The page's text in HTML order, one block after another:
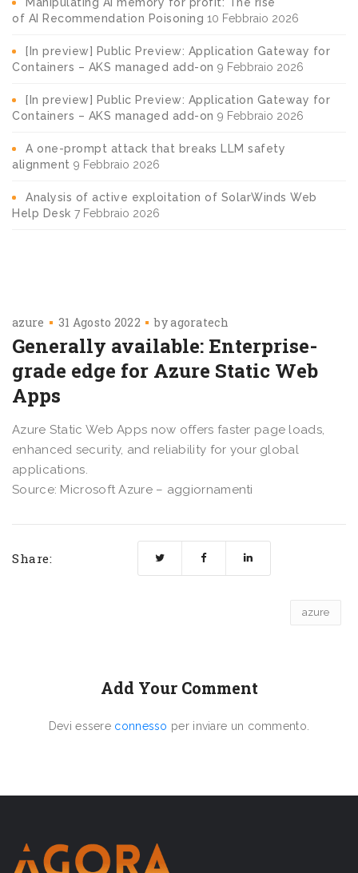
of AI Recommendation Poisoning 10 Febbraio 2026
[In preview] Public Preview: Application Gateway for
Containers – AKS managed add-on 9 Febbraio 2026
[In preview] Public Preview: Application Gateway for
Containers – AKS managed add-on 9 Febbraio 2026
A one-prompt attack that breaks LLM safety
alignment 9 Febbraio 2026
Analysis of active exploitation of SolarWinds Web
Help Desk 7 Febbraio 2026
azure 31 Agosto 2022 byagoratech
Generally available: Enterprise-
grade edge for Azure Static Web
Apps
Azure Static Web Apps now offers faster page loads,
enhanced security, and reliability for your global
applications.
Source: Microsoft Azure – aggiornamenti
Share:
azure
Add Your Comment
Devi essere connesso per inviare un commento.